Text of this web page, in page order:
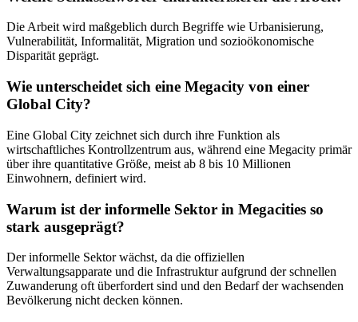
Die Arbeit wird maßgeblich durch Begriffe wie Urbanisierung,
Vulnerabilität, Informalität, Migration und sozioökonomische
Disparität geprägt.
Wie unterscheidet sich eine Megacity von einer
Global City?
Eine Global City zeichnet sich durch ihre Funktion als
wirtschaftliches Kontrollzentrum aus, während eine Megacity primär
über ihre quantitative Größe, meist ab 8 bis 10 Millionen
Einwohnern, definiert wird.
Warum ist der informelle Sektor in Megacities so
stark ausgeprägt?
Der informelle Sektor wächst, da die offiziellen
Verwaltungsapparate und die Infrastruktur aufgrund der schnellen
Zuwanderung oft überfordert sind und den Bedarf der wachsenden
Bevölkerung nicht decken können.